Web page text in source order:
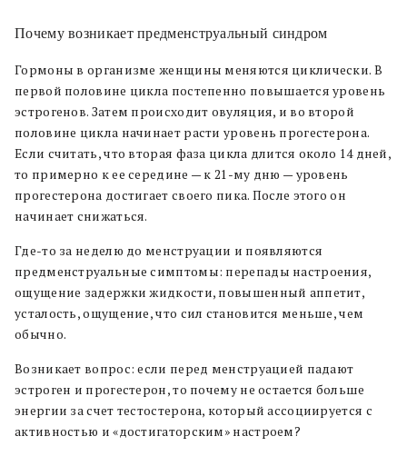
Почему возникает предменструальный синдром
Гормоны в организме женщины меняются циклически. В
первой половине цикла постепенно повышается уровень
эстрогенов. Затем происходит овуляция, и во второй
половине цикла начинает расти уровень прогестерона.
Если считать, что вторая фаза цикла длится около 14 дней,
то примерно к ее середине — к 21-му дню — уровень
прогестерона достигает своего пика. После этого он
начинает снижаться.
Где-то за неделю до менструации и появляются
предменструальные симптомы: перепады настроения,
ощущение задержки жидкости, повышенный аппетит,
усталость, ощущение, что сил становится меньше, чем
обычно.
Возникает вопрос: если перед менструацией падают
эстроген и прогестерон, то почему не остается больше
энергии за счет тестостерона, который ассоциируется с
активностью и «достигаторским» настроем?